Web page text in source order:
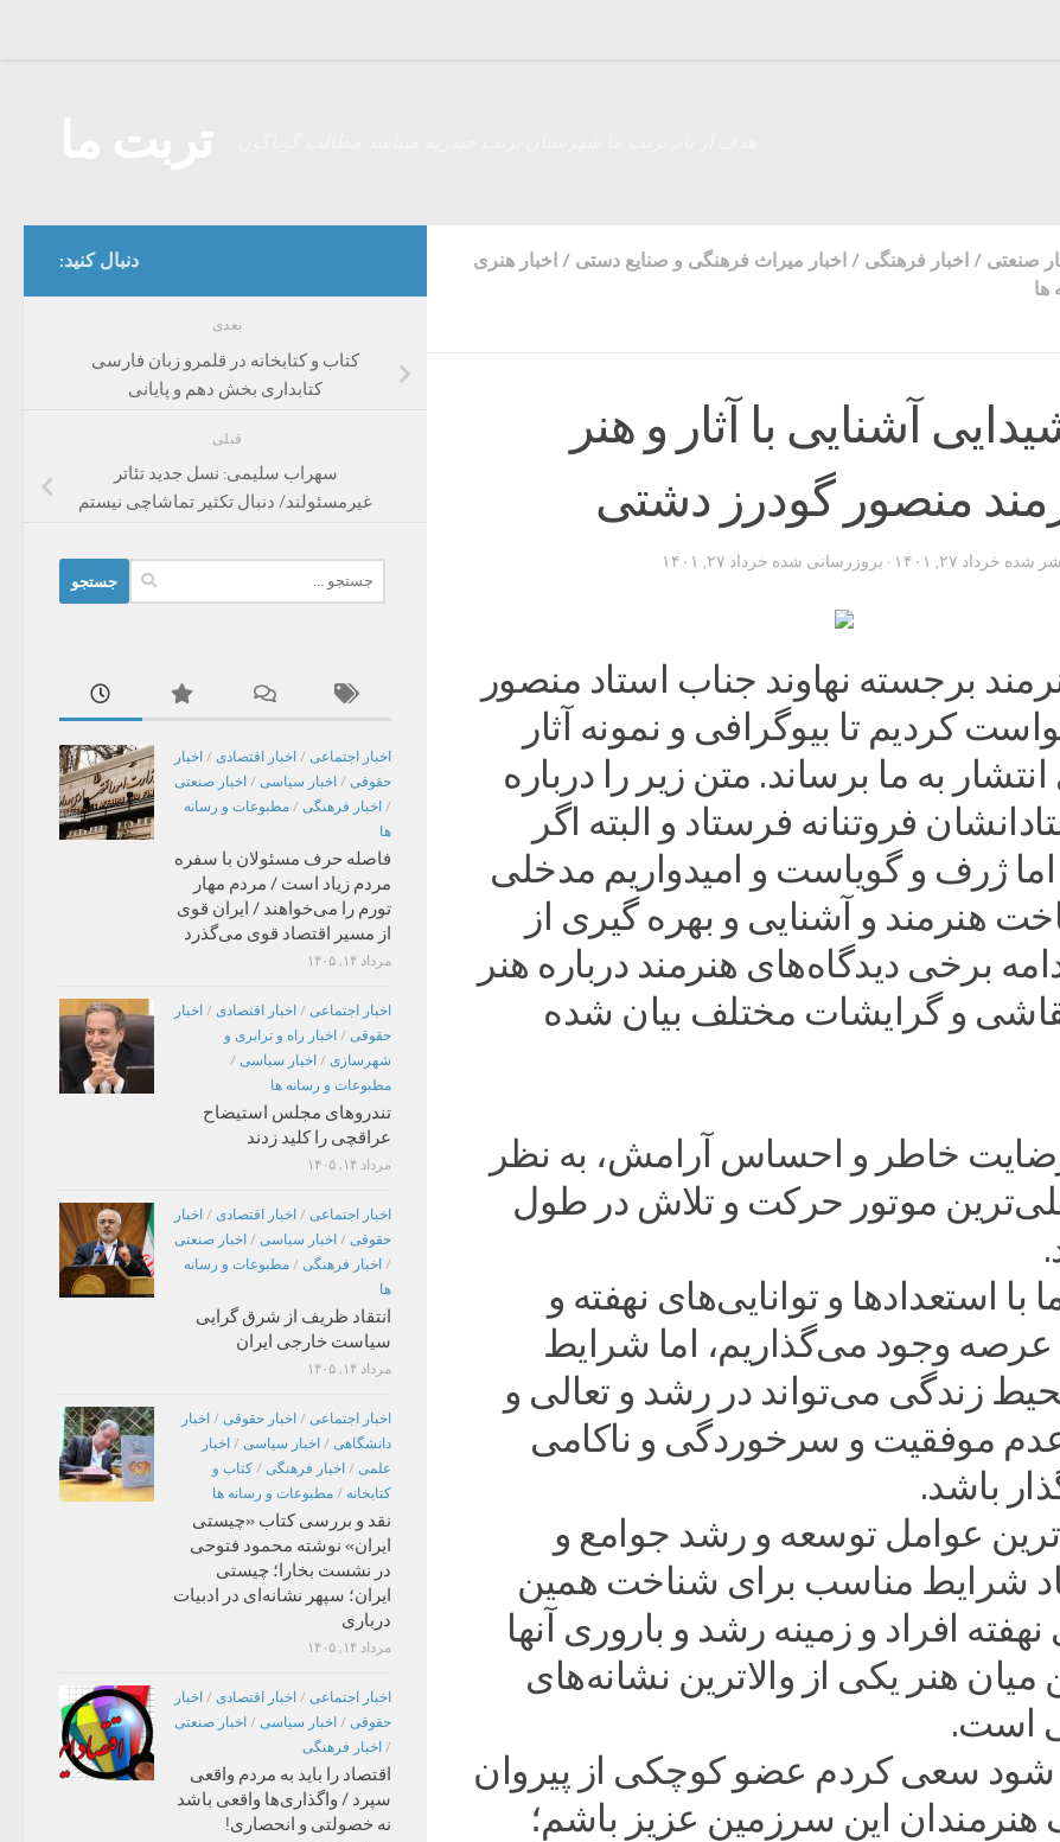
صنعتی / اخبار فرهنگی / اخبار میراث فرهنگی و صنایع دستی / اخبار هنری
ها
آشنایی با آثار و هنر
منصور گودرز دشتی
شده خرداد ۲۷, ۱۴۰۱ · بروزرسانی شده خرداد ۲۷, ۱۴۰۱
برجسته نهاوند جناب استاد منصور
کردیم تا بیوگرافی و نمونه آثار
به ما برساند. متن زیر را درباره
فروتنانه فرستاد و البته اگر
ژرف و گویاست و امیدواریم مدخلی
هنرمند و آشنایی و بهره گیری از
برخی دیدگاه‌های هنرمند درباره هنر
و گرایشات مختلف بیان شده
خاطر و احساس آرامش، به نظر
موتور حرکت و تلاش در طول
با استعدادها و توانایی‌های نهفته و
عرصه وجود می‌گذاریم، اما شرایط
زندگی می‌تواند در رشد و تعالی و
موفقیت و سرخوردگی و ناکامی
باشد.
عوامل توسعه و رشد جوامع و
شرایط مناسب برای شناخت همین
نهفته افراد و زمینه رشد و باروری آنها
میان هنر یکی از والاترین نشانه‌های
است.
شود سعی کردم عضو کوچکی از پیروان
هنرمندان این سرزمین عزیز باشم؛
دنبال کنید:
بعدی
کتاب و کتابخانه ‌در قلمرو زبان فارسی
کتابداری بخش دهم و پایانی
قبلی
سهراب سلیمی: نسل جدید تئاتر
غیرمسئولند/ دنبال تکثیر تماشاچی نیستم
برای:
اخبار اجتماعی / اخبار اقتصادی / اخبار
حقوقی / اخبار سیاسی / اخبار صنعتی
/ اخبار فرهنگی / مطبوعات و رسانه
ها
فاصله حرف مسئولان با سفره
مردم زیاد است / مردم مهار
تورم را می‌خواهند / ایران قوی
از مسیر اقتصاد قوی می‌گذرد
مرداد ۱۴, ۱۴۰۵
اخبار اجتماعی / اخبار اقتصادی / اخبار
حقوقی / اخبار راه و ترابری و
شهرسازی / اخبار سیاسی /
مطبوعات و رسانه ها
تندروهای مجلس استیضاح
عراقچی را کلید زدند
مرداد ۱۴, ۱۴۰۵
اخبار اجتماعی / اخبار اقتصادی / اخبار
حقوقی / اخبار سیاسی / اخبار صنعتی
/ اخبار فرهنگی / مطبوعات و رسانه
ها
انتقاد ظریف از شرق گرایی
سیاست خارجی ایران
مرداد ۱۴, ۱۴۰۵
اخبار اجتماعی / اخبار حقوقی / اخبار
دانشگاهی / اخبار سیاسی / اخبار
علمی / اخبار فرهنگی / کتاب و
کتابخانه / مطبوعات و رسانه ها
نقد و بررسی کتاب «چیستی
ایران» نوشته محمود فتوحی
در نشست بخارا؛ چیستی
ایران؛ سپهر نشانه‌ای در ادبیات
درباری
مرداد ۱۴, ۱۴۰۵
اخبار اجتماعی / اخبار اقتصادی / اخبار
حقوقی / اخبار سیاسی / اخبار صنعتی
/ اخبار فرهنگی
اقتصاد را باید به مردم واقعی
سپرد / واگذاری‌ها واقعی باشد
نه خصولتی و انحصاری!